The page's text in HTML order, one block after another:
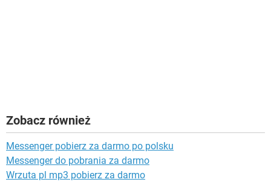
Zobacz również
Messenger pobierz za darmo po polsku
Messenger do pobrania za darmo
Wrzuta pl mp3 pobierz za darmo